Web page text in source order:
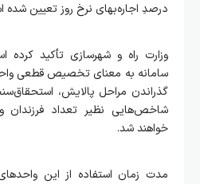
درصدِ اجاره‌بهای نرخ روز تعیین شده
وزارت راه و شهرسازی تأکید
سامانه به معنای تخصیص قطعی
گذراندن مراحل پالایش،
شاخص‌هایی نظیر تعداد
خواهند شد.